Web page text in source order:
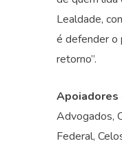
Lealdade,
é defender o
retorno”.
Apoiadores
Advogados,
Federal,